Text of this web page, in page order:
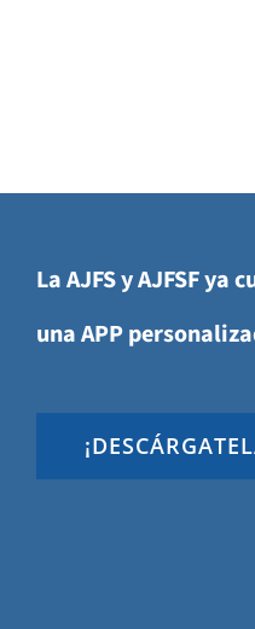
La AJFS y AJFSF ya
una APP